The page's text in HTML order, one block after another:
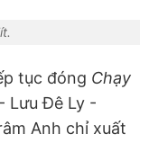
tục đóng Chạy
Lưu Đê Ly -
Anh chỉ xuất